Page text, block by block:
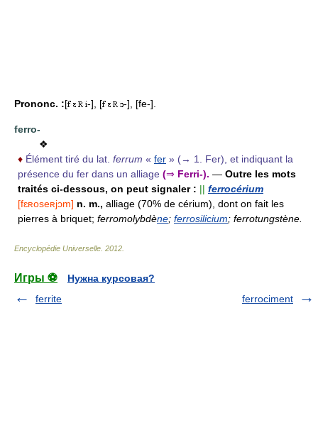
Prononc. :[ -], [ -], [fe-].
ferro-
❖
♦ Élément tiré du lat. ferrum « fer » (→ 1. Fer), et indiquant la
présence du fer dans un alliage (⇒ Ferri-). — Outre les mots
traités ci-dessous, on peut signaler : || ferrocérium
[fɛʀoseʀjɔm] n. m., alliage (70% de cérium), dont on fait les
pierres à briquet; ferromolybdène; ferrosilicium; ferrotungstène.
Encyclopédie Universelle 2012
Игры ⚽
Нужна курсовая?
ferrite
ferrociment